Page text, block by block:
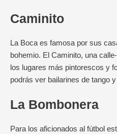
Caminito
La Boca es famosa por sus
bohemio. El Caminito, una
los lugares más pintorescos y
podrás ver bailarines de tango
La Bombonera
Para los aficionados al fútbol